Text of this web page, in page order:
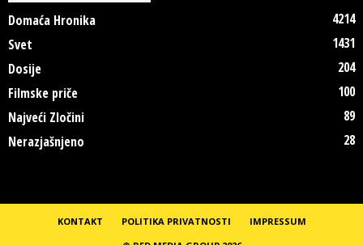
Domaća Hronika
4214
Svet
1431
Dosije
204
Filmske priče
100
Najveći Zločini
89
Nerazjašnjeno
28
KONTAKT POLITIKA PRIVATNOSTI
IMPRESSUM